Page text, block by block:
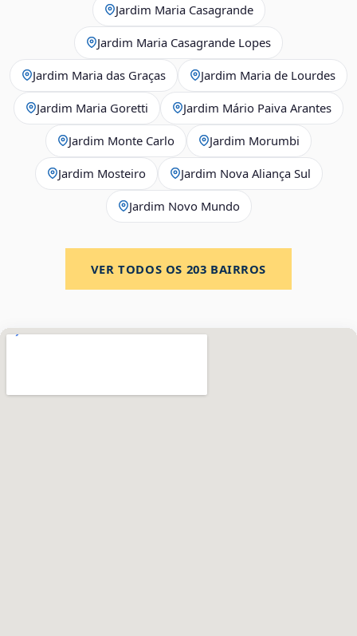
Jardim Maria Casagrande
Jardim Maria Casagrande Lopes
Jardim Maria das Graças Jardim Maria de Lourdes
Jardim Maria Goretti Jardim Mário Paiva Arantes
Jardim Monte Carlo Jardim Morumbi
Jardim Mosteiro Jardim Nova Aliança Sul
Jardim Novo Mundo
VER TODOS OS 203 BAIRROS